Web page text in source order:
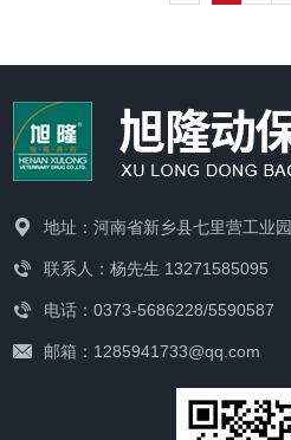
地址：河南省新乡县七里营工业园
联系人：杨先生 13271585095
电话：0373-5686228/5590587
邮箱：1285941733@qq.com